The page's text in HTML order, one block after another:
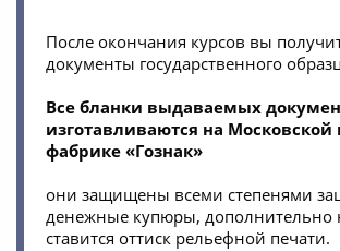
После окончания курсов вы
документы государственного
Все бланки выдаваемых
изготавливаются на Московской
фабрике «Гознак»
они защищены всеми степенями
денежные купюры, дополнительно
ставится оттиск рельефной печати.